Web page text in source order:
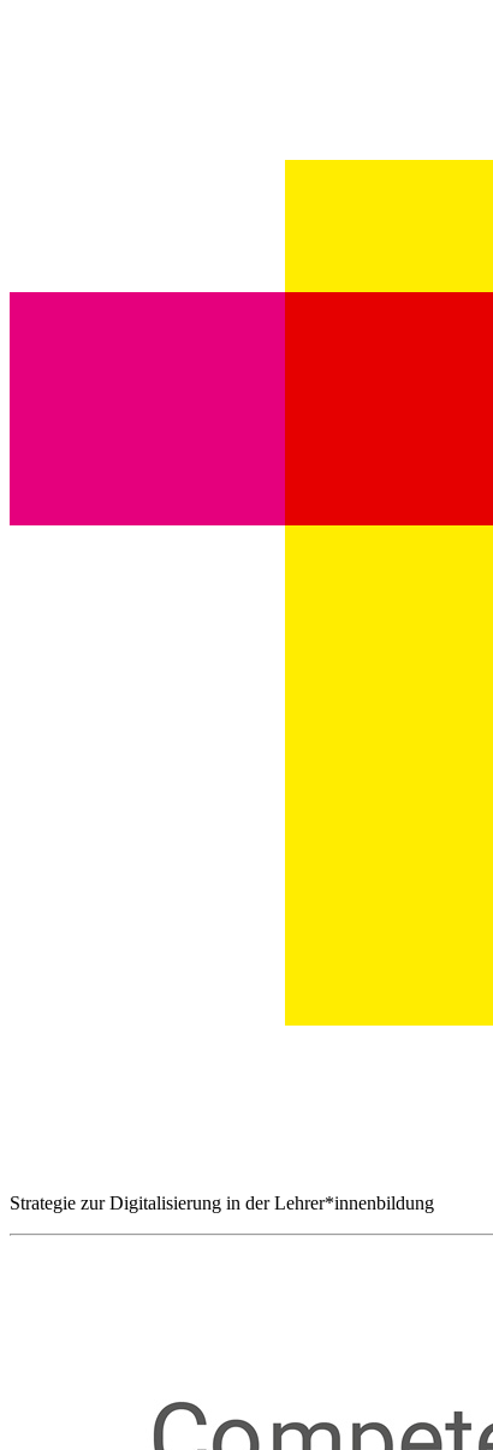
Strategie zur Digitalisierung in der Lehrer*innenbildung